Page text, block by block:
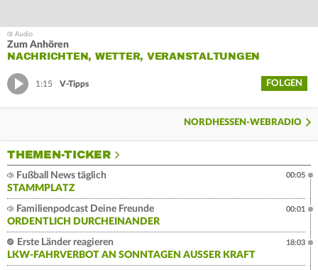
Zum Anhören
NACHRICHTEN, WETTER, VERANSTALTUNGEN
1:15 V-Tipps FOLGEN
NORDHESSEN-WEBRADIO
THEMEN-TICKER
Fußball News täglich
STAMMPLATZ
00:05
Familienpodcast Deine Freunde
ORDENTLICH DURCHEINANDER
00:01
Erste Länder reagieren
LKW-FAHRVERBOT AN SONNTAGEN AUSSER KRAFT
18:03